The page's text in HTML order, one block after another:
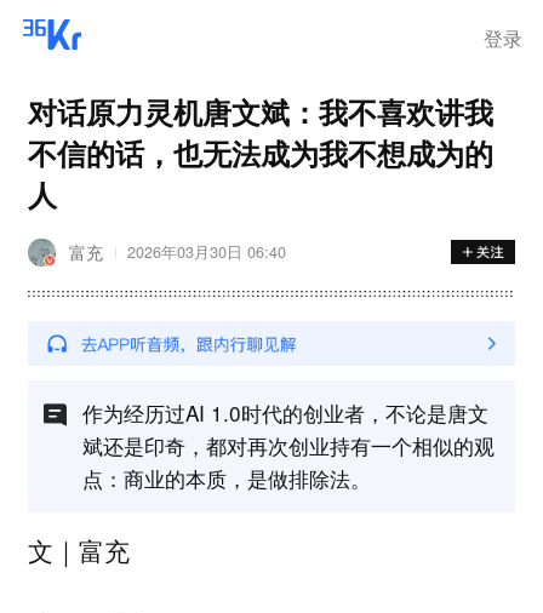
登录
对话原力灵机唐文斌：我不喜欢讲我
不信的话，也无法成为我不想成为的
人
富充 2026年03月30日 06:40
作为经历过AI 1.0时代的创业者，不论是唐文
斌还是印奇，都对再次创业持有一个相似的观
点：商业的本质，是做排除法。
文｜富充